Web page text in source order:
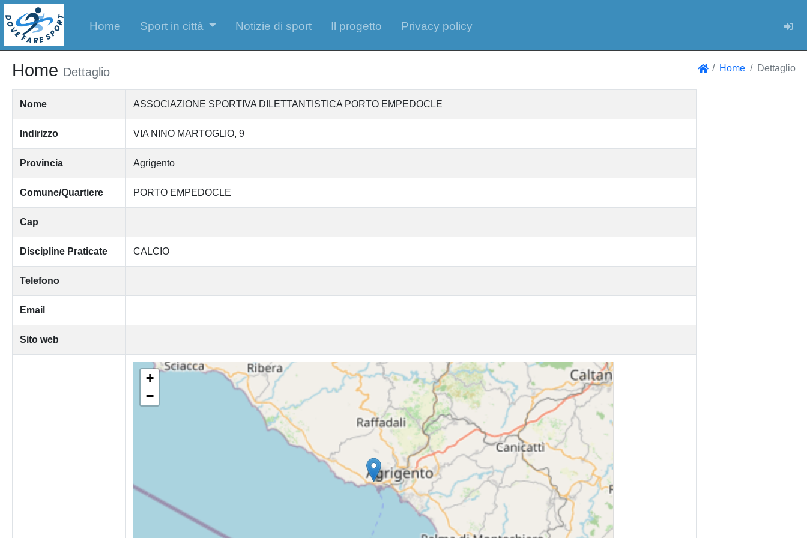
Home Sport in città Notizie di sport Il progetto Privacy policy
Home Dettaglio Home Dettaglio
Nome ASSOCIAZIONE SPORTIVA DILETTANTISTICA PORTO EMPEDOCLE
Indirizzo VIA NINO MARTOGLIO, 9
Provincia Agrigento
Comune/Quartiere PORTO EMPEDOCLE
Cap
Discipline Praticate CALCIO
Telefono
Email
Sito web
+
−